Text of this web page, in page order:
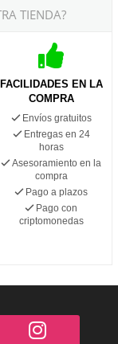
TIENDA?
FACILIDADES EN LA
COMPRA
Envíos gratuitos
Entregas en 24
horas
Asesoramiento en la
compra
Pago a plazos
Pago con
criptomonedas